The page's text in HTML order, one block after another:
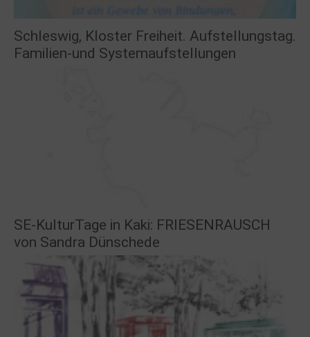
Schleswig, Kloster Freiheit. Aufstellungstag.
Familien-und Systemaufstellungen
SE-KulturTage in Kaki: FRIESENRAUSCH
von Sandra Dünschede